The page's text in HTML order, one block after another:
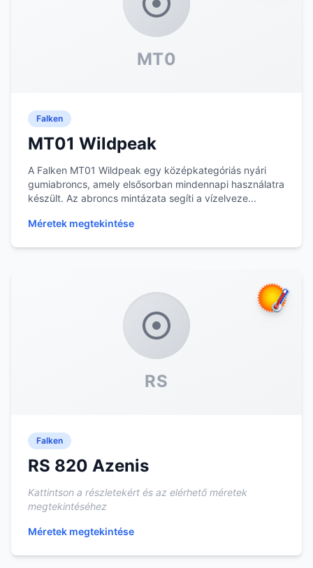
MT0
Falken
MT01 Wildpeak
A Falken MT01 Wildpeak egy középkategóriás nyári
gumiabroncs, amely elsősorban mindennapi használatra
készült. Az abroncs mintázata segíti a vízelveze...
Méretek megtekintése
RS
Falken
RS 820 Azenis
Kattintson a részletekért és az elérhető méretek
megtekintéséhez
Méretek megtekintése